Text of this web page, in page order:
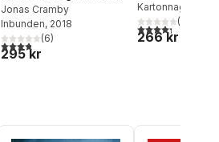
från grunden
Jonas Cramby
Inbunden, 2018
3,8utav 5 stjärnor. Totalt antal röster:
(6)
295 kr
Kartonnage
4,3utav 5(
266 kr